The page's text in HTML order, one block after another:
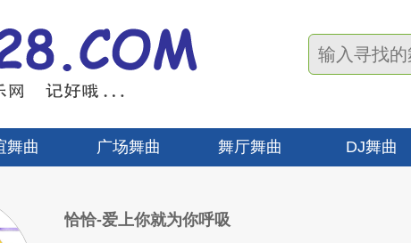
舞曲 广场舞曲 舞厅舞曲 DJ舞曲
恰恰-爱上你就为你呼吸